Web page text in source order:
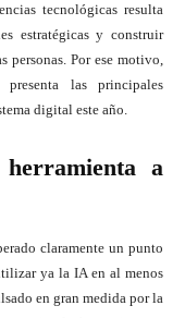
tecnológicas resulta
estratégicas y construir
personas. Por ese motivo,
, presenta las principales
digital este año.
a
claramente un punto
ya la IA en al menos
en gran medida por la